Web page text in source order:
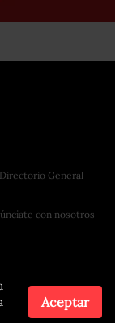
Aceptar
Directorio General
con nosotros